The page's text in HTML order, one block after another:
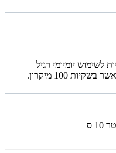
אידיאליות לשימוש יומיומי רגיל
100 מיקרון.